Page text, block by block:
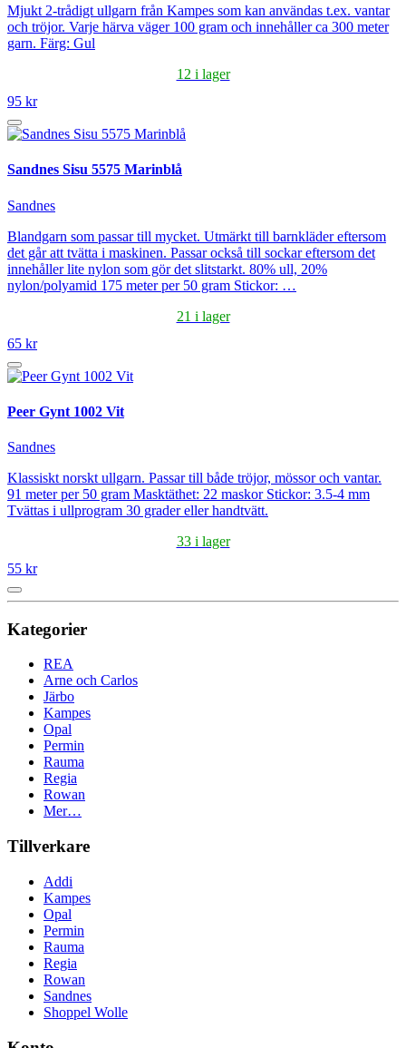
Mjukt 2-trådigt ullgarn från Kampes som kan användas t.ex. vantar
och tröjor. Varje härva väger 100 gram och innehåller ca 300 meter
garn. Färg: Gul
12 i lager
95 kr
Sandnes Sisu 5575 Marinblå
Sandnes
Blandgarn som passar till mycket. Utmärkt till barnkläder eftersom
det går att tvätta i maskinen. Passar också till sockar eftersom det
innehåller lite nylon som gör det slitstarkt. 80% ull, 20%
nylon/polyamid 175 meter per 50 gram Stickor: …
21 i lager
65 kr
Peer Gynt 1002 Vit
Sandnes
Klassiskt norskt ullgarn. Passar till både tröjor, mössor och vantar.
91 meter per 50 gram Masktäthet: 22 maskor Stickor: 3.5-4 mm
Tvättas i ullprogram 30 grader eller handtvätt.
33 i lager
55 kr
Kategorier
REA
Arne och Carlos
Järbo
Kampes
Opal
Permin
Rauma
Regia
Rowan
Mer…
Tillverkare
Addi
Kampes
Opal
Permin
Rauma
Regia
Rowan
Sandnes
Shoppel Wolle